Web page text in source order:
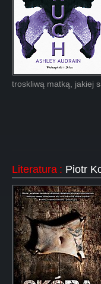
troskliwą matką, jakiej
Literatura : Piotr